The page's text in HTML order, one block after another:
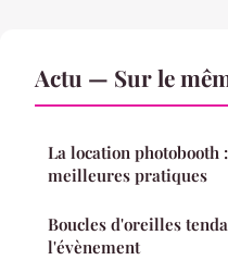
Actu — Sur le
La location photobooth
meilleures pratiques
Boucles d'oreilles
l'évènement